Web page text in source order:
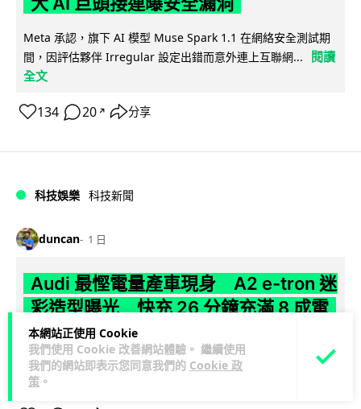
本網站正使用 Cookie
我們使用 Cookie 改善網站體驗。 繼續使用
我們的網站即表示您同意我們的 Cookie 政
策 。
Meta 承認，旗下 AI 模型 Muse Spark 1.1 在網絡安全測試期
間，因評估夥伴 Irregular 設定出錯而意外連上互聯網...
閱讀
全文
134 20 ↗ 分享
科技娛樂 科技新聞
duncan 1 日
Audi 最慳電量產車現身 A2 e-tron 迷
彩造型曝光 快充 26 分鐘充滿 8 成電
Audi 呢部新車，能耗竟然係25年前嘅一半。 A2 e-tron 風阻低
至0.24，每百公里只需12.8 kWh，一度電行到7.8公里。6...
閱讀全文